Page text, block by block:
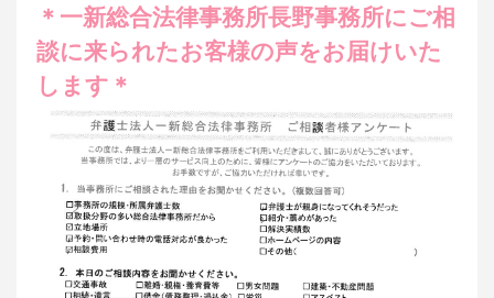
＊一新総合法律事務所長野事務所にご相
談に来られたお客様の声をお届けいた
します＊